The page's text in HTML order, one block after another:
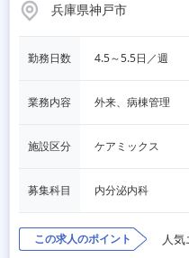
兵庫県神戸市
勤務日数 4.5～5.5日／週
業務内容 外来、病棟管理
施設区分 ケアミックス
募集科目 内分泌内科
この求人のポイント 人